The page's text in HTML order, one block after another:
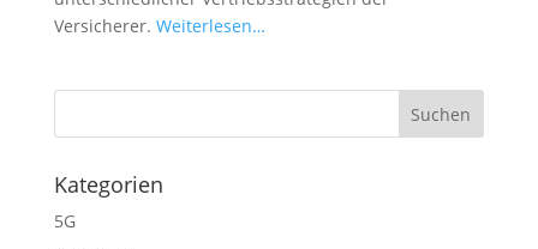
Versicherer. Weiterlesen…
Kategorien
5G